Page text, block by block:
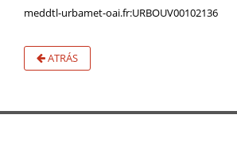
meddtl-urbamet-oai.fr:URBOUV00102136
ATRÁS